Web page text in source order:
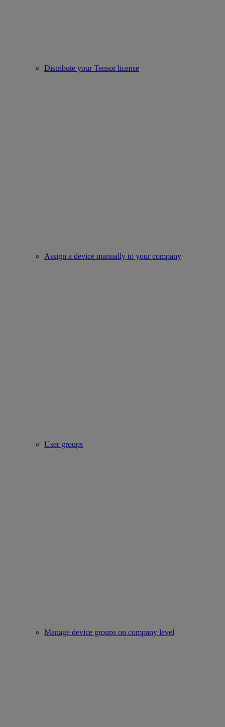
Distribute your Tensor license
Assign a device manually to your company
User groups
Manage device groups on company level